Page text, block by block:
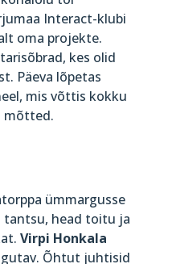
Interact-klubi
oma projekte.
kes olid
Päeva lõpetas
mis võttis kokku
mõtted.
ümmargusse
tantsu, head toitu ja
Virpi Honkala
Õhtut juhtisid